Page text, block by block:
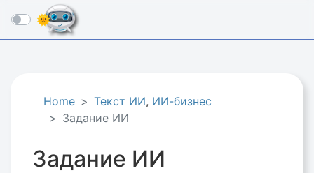
☰
Home Текст ИИ, ИИ-бизнес
Задание ИИ
Задание ИИ